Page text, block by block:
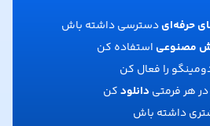
حرفه‌ایدسترسی داشته باش
مصنوعی استفاده کن
را فعال کن
در هر فرمتی دانلودکن
داشته باش